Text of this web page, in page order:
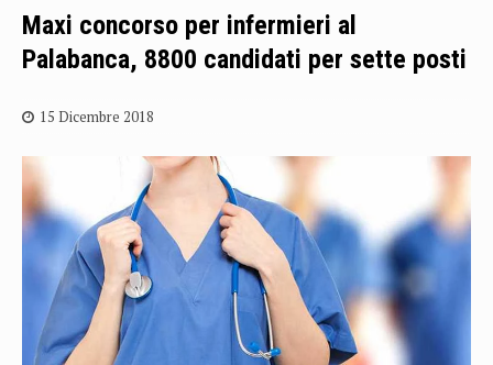
Maxi concorso per infermieri al
Palabanca, 8800 candidati per sette posti
15 Dicembre 2018